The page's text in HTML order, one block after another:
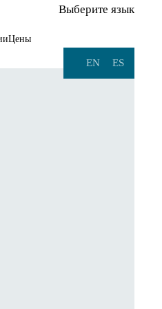
Цены
Выберите язык
EN ES